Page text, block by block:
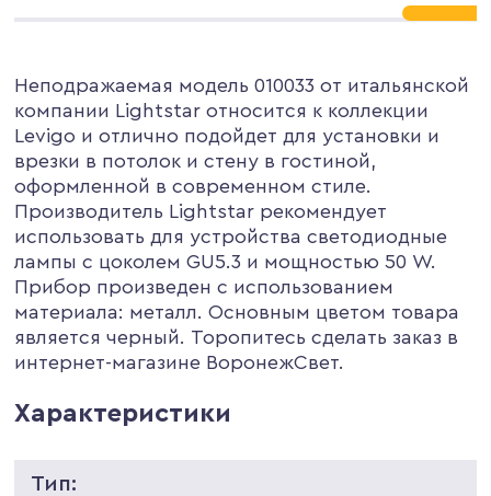
Неподражаемая модель 010033 от итальянской
компании Lightstar относится к коллекции
Levigo и отлично подойдет для установки и
врезки в потолок и стену в гостиной,
оформленной в современном стиле.
Производитель Lightstar рекомендует
использовать для устройства светодиодные
лампы с цоколем GU5.3 и мощностью 50 W.
Прибор произведен с использованием
материала: металл. Основным цветом товара
является черный. Торопитесь сделать заказ в
интернет-магазине ВоронежСвет.
Характеристики
Тип: